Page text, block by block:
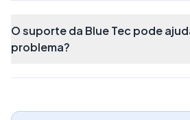
O suporte da Blue Tec pode
problema?